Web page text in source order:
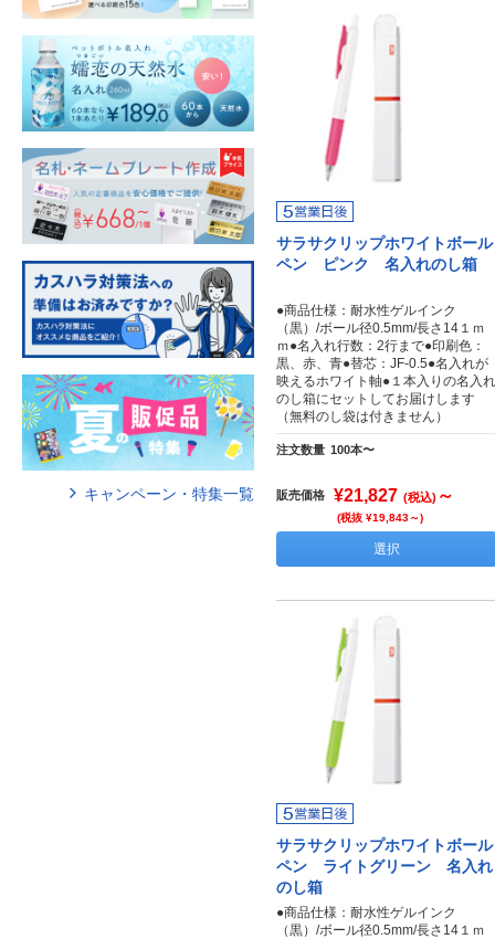
サラサクリップホワイトボール
ペン ピンク 名入れのし箱
●商品仕様：耐水性ゲルインク
（黒）/ボール径0.5mm/長さ14１ｍ
ｍ●名入れ行数：2行まで●印刷色：
黒、赤、青●替芯：JF-0.5●名入れが
映えるホワイト軸●１本入りの名入れ
のし箱にセットしてお届けします
（無料のし袋は付きません）
注文数量 100本〜
販売価格 ¥21,827 (税込) ～
(税抜 ¥19,843～)
選択
サラサクリップホワイトボール
ペン ライトグリーン 名入れ
のし箱
●商品仕様：耐水性ゲルインク
（黒）/ボール径0.5mm/長さ14１ｍ
キャンペーン・特集一覧